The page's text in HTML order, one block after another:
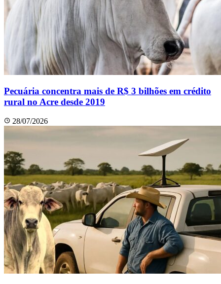
Pecuária concentra mais de R$ 3 bilhões em crédito
rural no Acre desde 2019
28/07/2026